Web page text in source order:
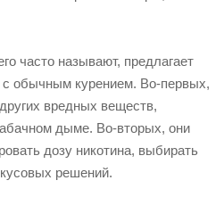
часто называют, предлагает
обычным курением. Во-первых,
вредных веществ,
дыме. Во-вторых, они
дозу никотина, выбирать
решений.